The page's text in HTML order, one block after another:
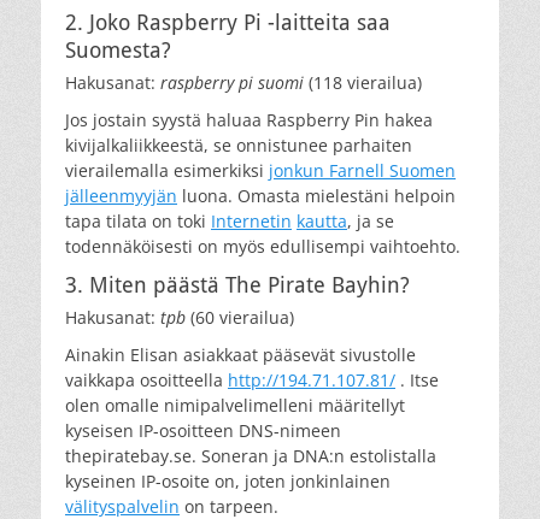
2. Joko Raspberry Pi -laitteita saa
Suomesta?
Hakusanat: raspberry pi suomi (118 vierailua)
Jos jostain syystä haluaa Raspberry Pin hakea
kivijalkaliikkeestä, se onnistunee parhaiten
vierailemalla esimerkiksi jonkun Farnell Suomen
jälleenmyyjän luona. Omasta mielestäni helpoin
tapa tilata on toki Internetin kautta, ja se
todennäköisesti on myös edullisempi vaihtoehto.
3. Miten päästä The Pirate Bayhin?
Hakusanat: tpb (60 vierailua)
Ainakin Elisan asiakkaat pääsevät sivustolle
vaikkapa osoitteella http://194.71.107.81/ . Itse
olen omalle nimipalvelimelleni määritellyt
kyseisen IP-osoitteen DNS-nimeen
thepiratebay.se. Soneran ja DNA:n estolistalla
kyseinen IP-osoite on, joten jonkinlainen
välityspalvelin on tarpeen.